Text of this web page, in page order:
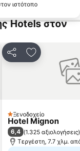
ιστότοπο
Hotels στον
ΚοινοποίησηΠροσθήκη
1 Αστέρια
Ξενοδοχείο
Hotel Mignon
6,4 (1.325 αξιολογήσεις)
Τεργέστη, 7.7 χλμ.